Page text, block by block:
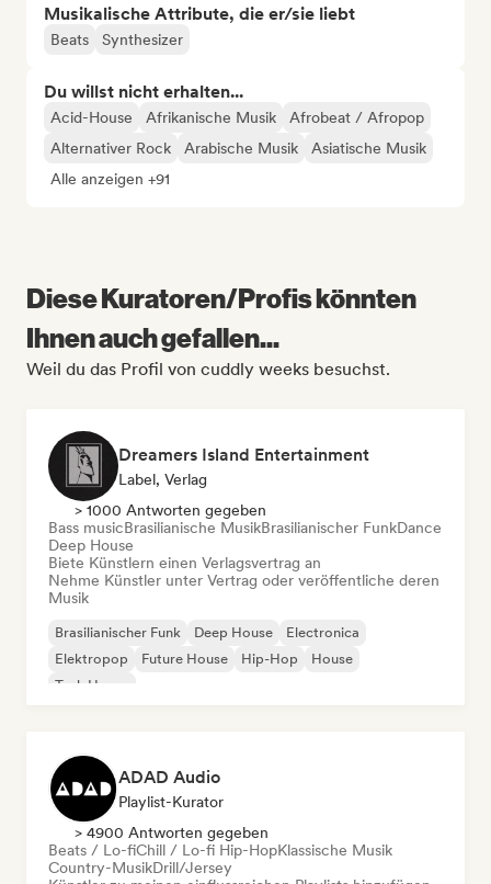
Musikalische Attribute, die er/sie liebt
Beats Synthesizer
Du willst nicht erhalten...
Acid-House Afrikanische Musik
Afrobeat / Afropop
Alternativer Rock
Arabische Musik
Asiatische Musik
Alle anzeigen +91
Diese Kuratoren/Profis könnten
Ihnen auch gefallen...
Weil du das Profil von cuddly weeks besuchst.
Dreamers Island Entertainment
Label, Verlag
> 1000 Antworten gegeben
Bass musicBrasilianische MusikBrasilianischer FunkDance
Deep House
Biete Künstlern einen Verlagsvertrag an
Nehme Künstler unter Vertrag oder veröffentliche deren
Musik
Brasilianischer Funk Deep House
Electronica
Elektropop
Future House Hip-Hop
House
Tech House
ADAD Audio
Playlist-Kurator
> 4900 Antworten gegeben
Beats / Lo-fiChill / Lo-fi Hip-HopKlassische Musik
Country-MusikDrill/Jersey